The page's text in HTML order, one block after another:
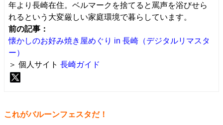
年より長崎在住。ベルマークを捨てると罵声を浴びせら
れるという大変厳しい家庭環境で暮らしています。
前の記事：
懐かしのお好み焼き屋めぐり in 長崎（デジタルリマスタ
ー）
＞ 個人サイト 長崎ガイド
これがバルーンフェスタだ！